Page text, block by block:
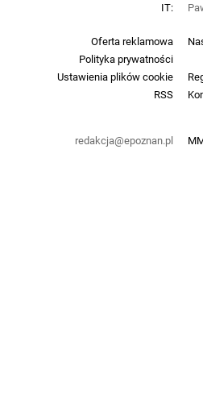
Oferta reklamowa
Polityka prywatności
Ustawienia plików cookie
RSS
redakcja@epoznan.pl
IT: